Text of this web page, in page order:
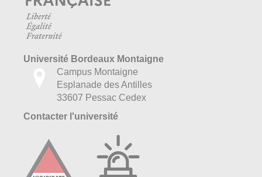
Université Bordeaux Montaigne
Campus Montaigne
Esplanade des Antilles
33607 Pessac Cedex
Contacter l'université